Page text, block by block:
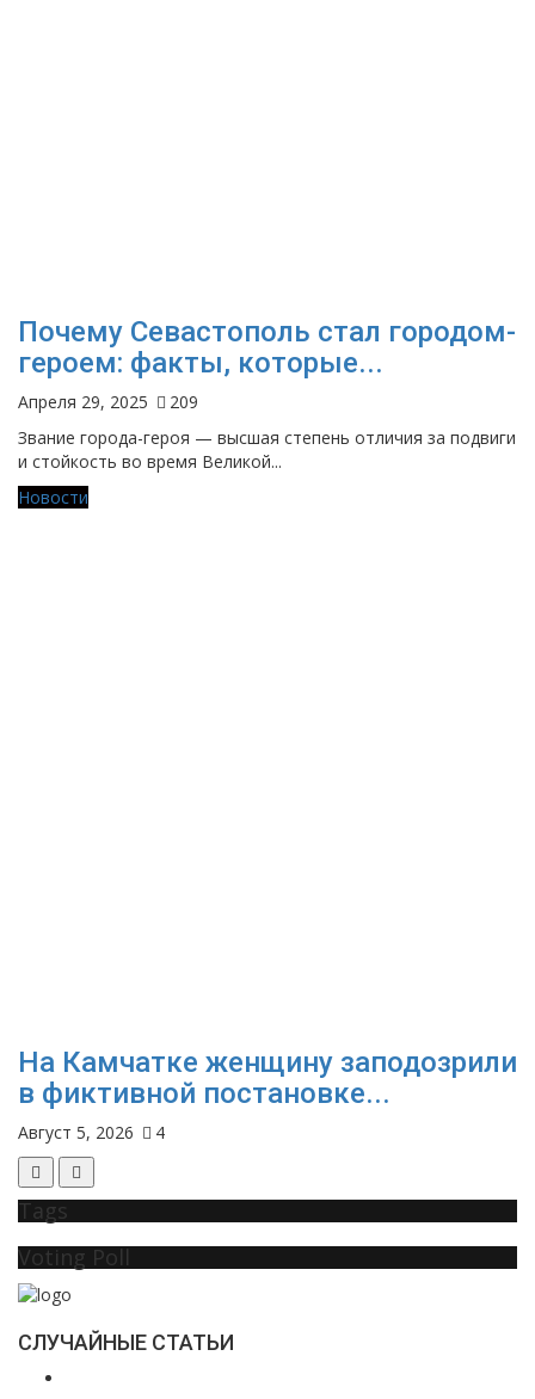
Почему Севастополь стал городом-
героем: факты, которые...
Апреля 29, 2025
209
Звание города-героя — высшая степень отличия за подвиги
и стойкость во время Великой...
Новости
На Камчатке женщину заподозрили
в фиктивной постановке...
Август 5, 2026 4
Tags
Voting Poll
СЛУЧАЙНЫЕ СТАТЬИ